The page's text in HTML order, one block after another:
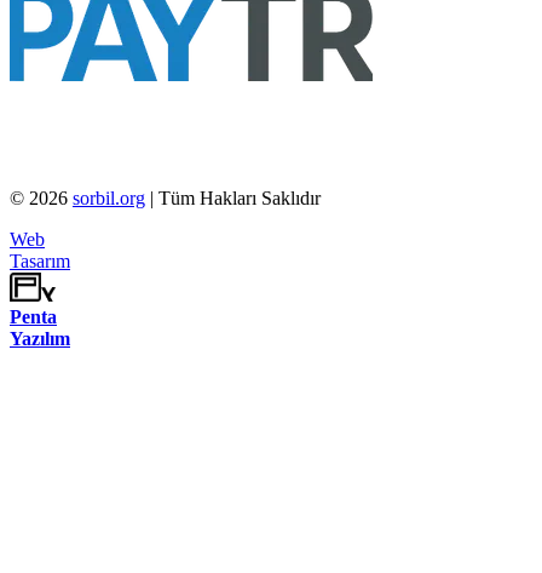
© 2026 sorbil.org | Tüm Hakları Saklıdır
Web
Tasarım
Penta
Yazılım